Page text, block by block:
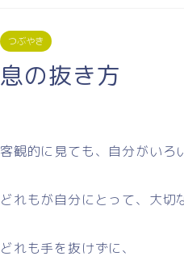
つぶやき
息の抜き方
客観的に見ても、自分がいろ
どれもが自分にとって、大切
どれも手を抜けずに、